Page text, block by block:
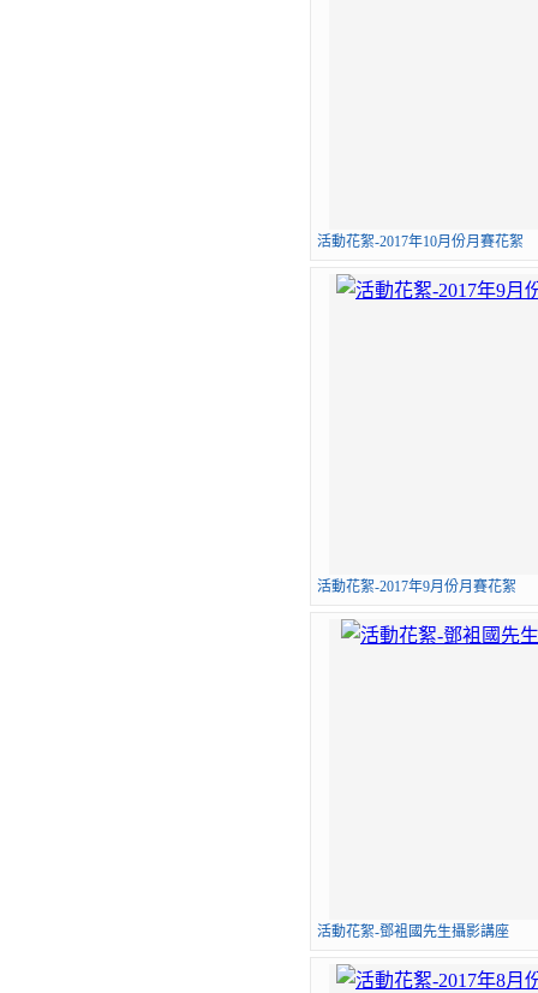
活動花絮-2017年10月份月賽花絮
活動花絮-2017年9月份月賽花絮
活動花絮-鄧袓國先生攝影講座